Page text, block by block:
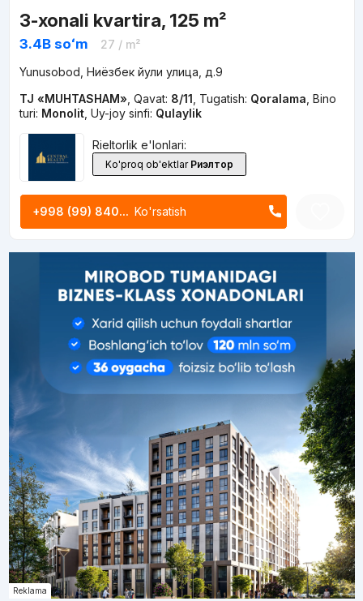
3-xonali kvartira, 125 m²
3.4B soʻm 27 / m²
Yunusobod, Ниёзбек йули улица, д.9
TJ «MUHTASHAM» Qavat: 8/11 Tugatish: Qoralama Bino
turi: Monolit, Uy-joy sinfi: Qulaylik
Rieltorlik e'lonlari:
Ko'proq ob'ektlar Риэлтор
+998 (99) 840... Ko'rsatish
Reklama